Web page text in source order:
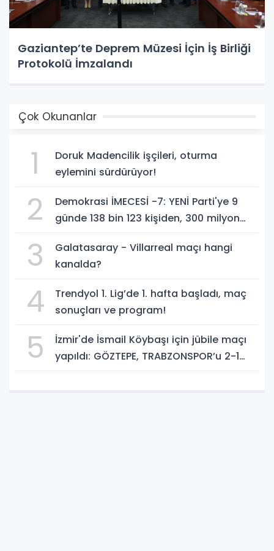
Gaziantep’te Deprem Müzesi İçin İş Birliği
Protokolü İmzalandı
Çok Okunanlar
1
Doruk Madencilik işçileri, oturma
eylemini sürdürüyor!
2
Demokrasi İMECESİ -7: YENİ Parti'ye 9
günde 138 bin 123 kişiden, 300 milyon
3
Galatasaray - Villarreal maçı hangi
kanalda?
4
Trendyol 1. Lig’de 1. hafta başladı, maç
sonuçları ve program!
5
İzmir'de İsmail Köybaşı için jübile maçı
yapıldı: GÖZTEPE, TRABZONSPOR’u 2-1